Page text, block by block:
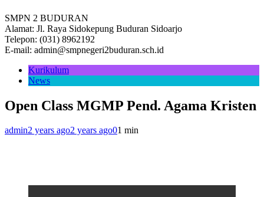
SMPN 2 BUDURAN
Alamat: Jl. Raya Sidokepung Buduran Sidoarjo
Telepon: (031) 8962192
E-mail: admin@smpnegeri2buduran.sch.id
Kurikulum
News
Open Class MGMP Pend. Agama Kristen
admin2 years ago2 years ago01 min